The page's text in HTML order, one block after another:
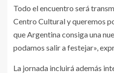
Todo el encuentro será
Centro Cultural y queremos
que Argentina consiga una
podamos salir a festejar»,
La jornada incluirá además